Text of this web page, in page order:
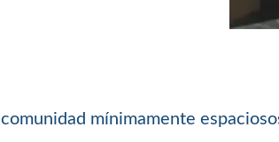
mínimamente